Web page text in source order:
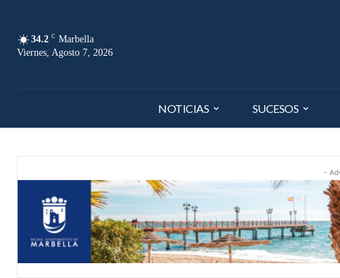
34.2 C Marbella
Viernes, Agosto 7, 2026
NOTICIAS SUCESOS
-